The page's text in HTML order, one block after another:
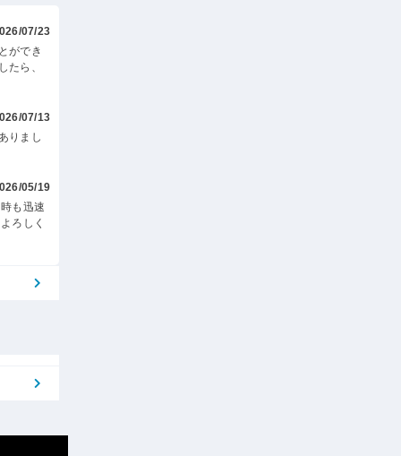
07/23
ができ
たら、
07/13
りまし
05/19
も迅速
ろしく